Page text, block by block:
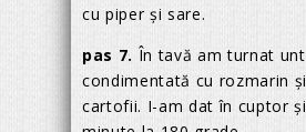
cu piper și sare.
pas 7. În tavă am turnat
condimentată cu rozmarin
cartofii. I-am dat în cuptor